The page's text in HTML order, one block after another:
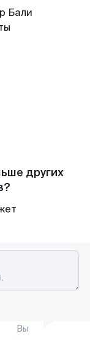
Бали
других
Вы